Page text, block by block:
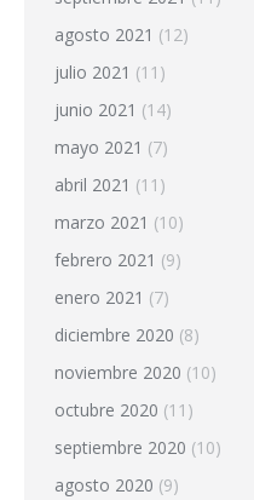
agosto 2021 (12)
julio 2021 (11)
junio 2021 (14)
mayo 2021 (7)
abril 2021 (11)
marzo 2021 (10)
febrero 2021 (9)
enero 2021 (7)
diciembre 2020 (8)
noviembre 2020 (10)
octubre 2020 (11)
septiembre 2020 (10)
agosto 2020 (9)